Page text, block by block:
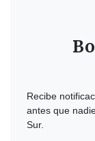
Recibe
antes que
Sur.